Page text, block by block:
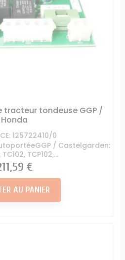
tondeuse GGP /
Honda
125722410/0
/ Castelgarden:
TCP102,...
€
AU PANIER